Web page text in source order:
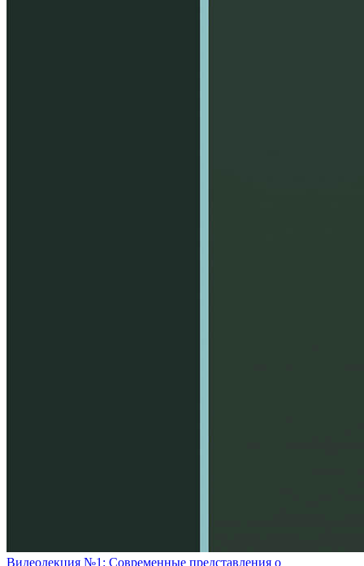
Видеолекция №1: Современные представления о